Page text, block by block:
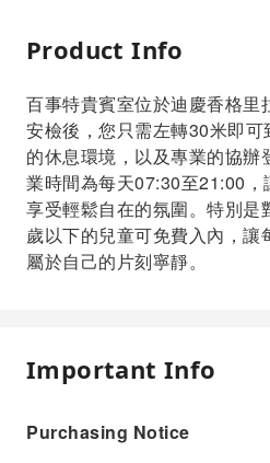
Product Info
百事特貴賓室位於迪慶香格里
安檢後，您只需左轉30米即
的休息環境，以及專業的協
業時間為每天07:30至21:00，
享受輕鬆自在的氛圍。特別是
歲以下的兒童可免費入內，讓
屬於自己的片刻寧靜。
Important Info
Purchasing Notice